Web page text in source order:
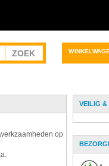
op
VEILIG &